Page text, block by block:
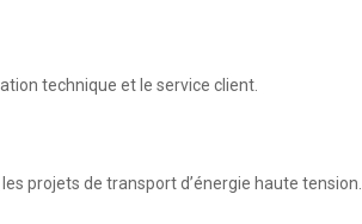
technique et le service client.
projets de transport d’énergie haute tension.